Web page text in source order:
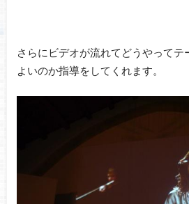
さらにビデオが流れてどうやってテ
よいのか指導をしてくれます。